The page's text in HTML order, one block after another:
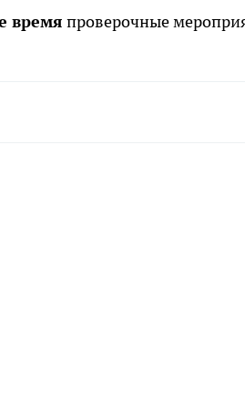
время проверочные